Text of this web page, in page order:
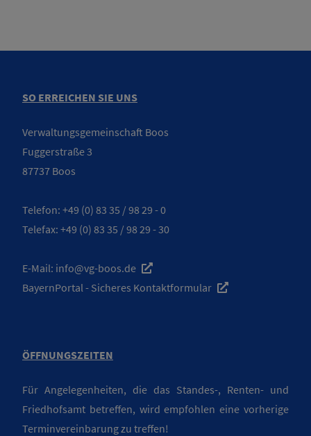
SO ERREICHEN SIE UNS
Verwaltungsgemeinschaft Boos
Fuggerstraße 3
87737 Boos
Telefon: +49 (0) 83 35 / 98 29 - 0
Telefax: +49 (0) 83 35 / 98 29 - 30
E-Mail: info@vg-boos.de
BayernPortal - Sicheres Kontaktformular
ÖFFNUNGSZEITEN
Für Angelegenheiten, die das Standes-, Renten- und
Friedhofsamt betreffen, wird empfohlen eine vorherige
Terminvereinbarung zu treffen!